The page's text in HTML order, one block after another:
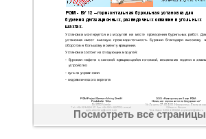
Посмотреть все страницы